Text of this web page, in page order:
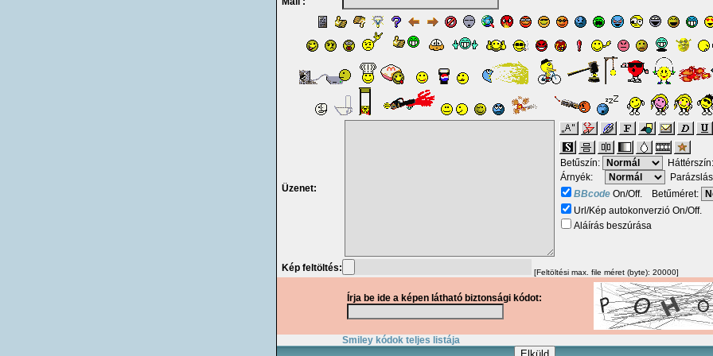
Üzenet:
Betűszín:
Árnyék:
BBcodeOn/Off. Betűméret:
Url/Kép autokonverzió On/Off.
Aláírás beszúrása
Kép feltöltés: [Feltöltési max. file méret (byte): 20000]
Írja be ide a képen látható biztonsági kódot:
Smiley kódok teljes listája